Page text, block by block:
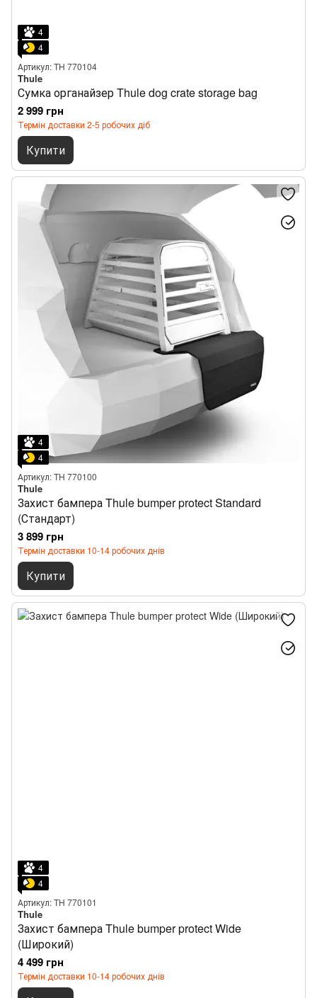
4
4
Артикул: TH 770104
Thule
Сумка органайзер Thule dog crate storage bag
2 999 грн
Термін доставки 2-5 робочих діб
Купити
4
4
Артикул: TH 770100
Thule
Захист бампера Thule bumper protect Standard
(Стандарт)
3 899 грн
Термін доставки 10-14 робочих днів
Купити
4
4
Артикул: TH 770101
Thule
Захист бампера Thule bumper protect Wide
(Широкий)
4 499 грн
Термін доставки 10-14 робочих днів